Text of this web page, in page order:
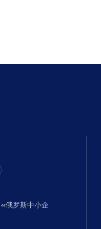
«俄罗斯中小企